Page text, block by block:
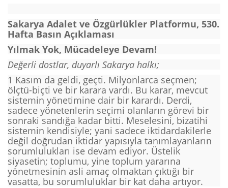
Sakarya Adalet ve Özgürlükler Platformu, 530.
Hafta Basın Açıklaması
Yılmak Yok, Mücadeleye Devam!
Değerli dostlar, duyarlı Sakarya halkı;
1 Kasım da geldi, geçti. Milyonlarca seçmen;
ölçtü-biçti ve bir karara vardı. Bu karar, mevcut
sistemin yönetimine dair bir karardı. Derdi,
sadece yönetenlerin seçimi olanların görevi bir
sonraki sandığa kadar bitti. Meselesini, bizatihi
sistemin kendisiyle; yani sadece iktidardakilerle
değil doğrudan iktidar yapısıyla tanımlayanların
sorumlulukları ise devam ediyor. Üstelik
siyasetin; toplumu, yine toplum yararına
yönetmesinin asli amaç olmaktan çıktığı bir
vasatta, bu sorumluluklar bir kat daha artıyor.